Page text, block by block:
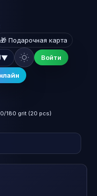
🎁 Подарочная карта
▼ Войти
180 grit (20 pcs)